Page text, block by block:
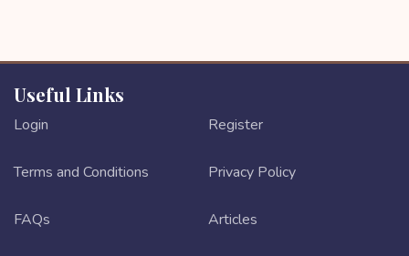
Useful Links
Login Register
Terms and Conditions Privacy Policy
FAQs Articles